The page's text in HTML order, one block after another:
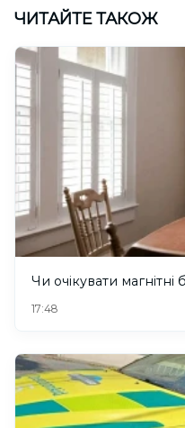
ЧИТАЙТЕ ТАКОЖ
Чи очікувати
17:48